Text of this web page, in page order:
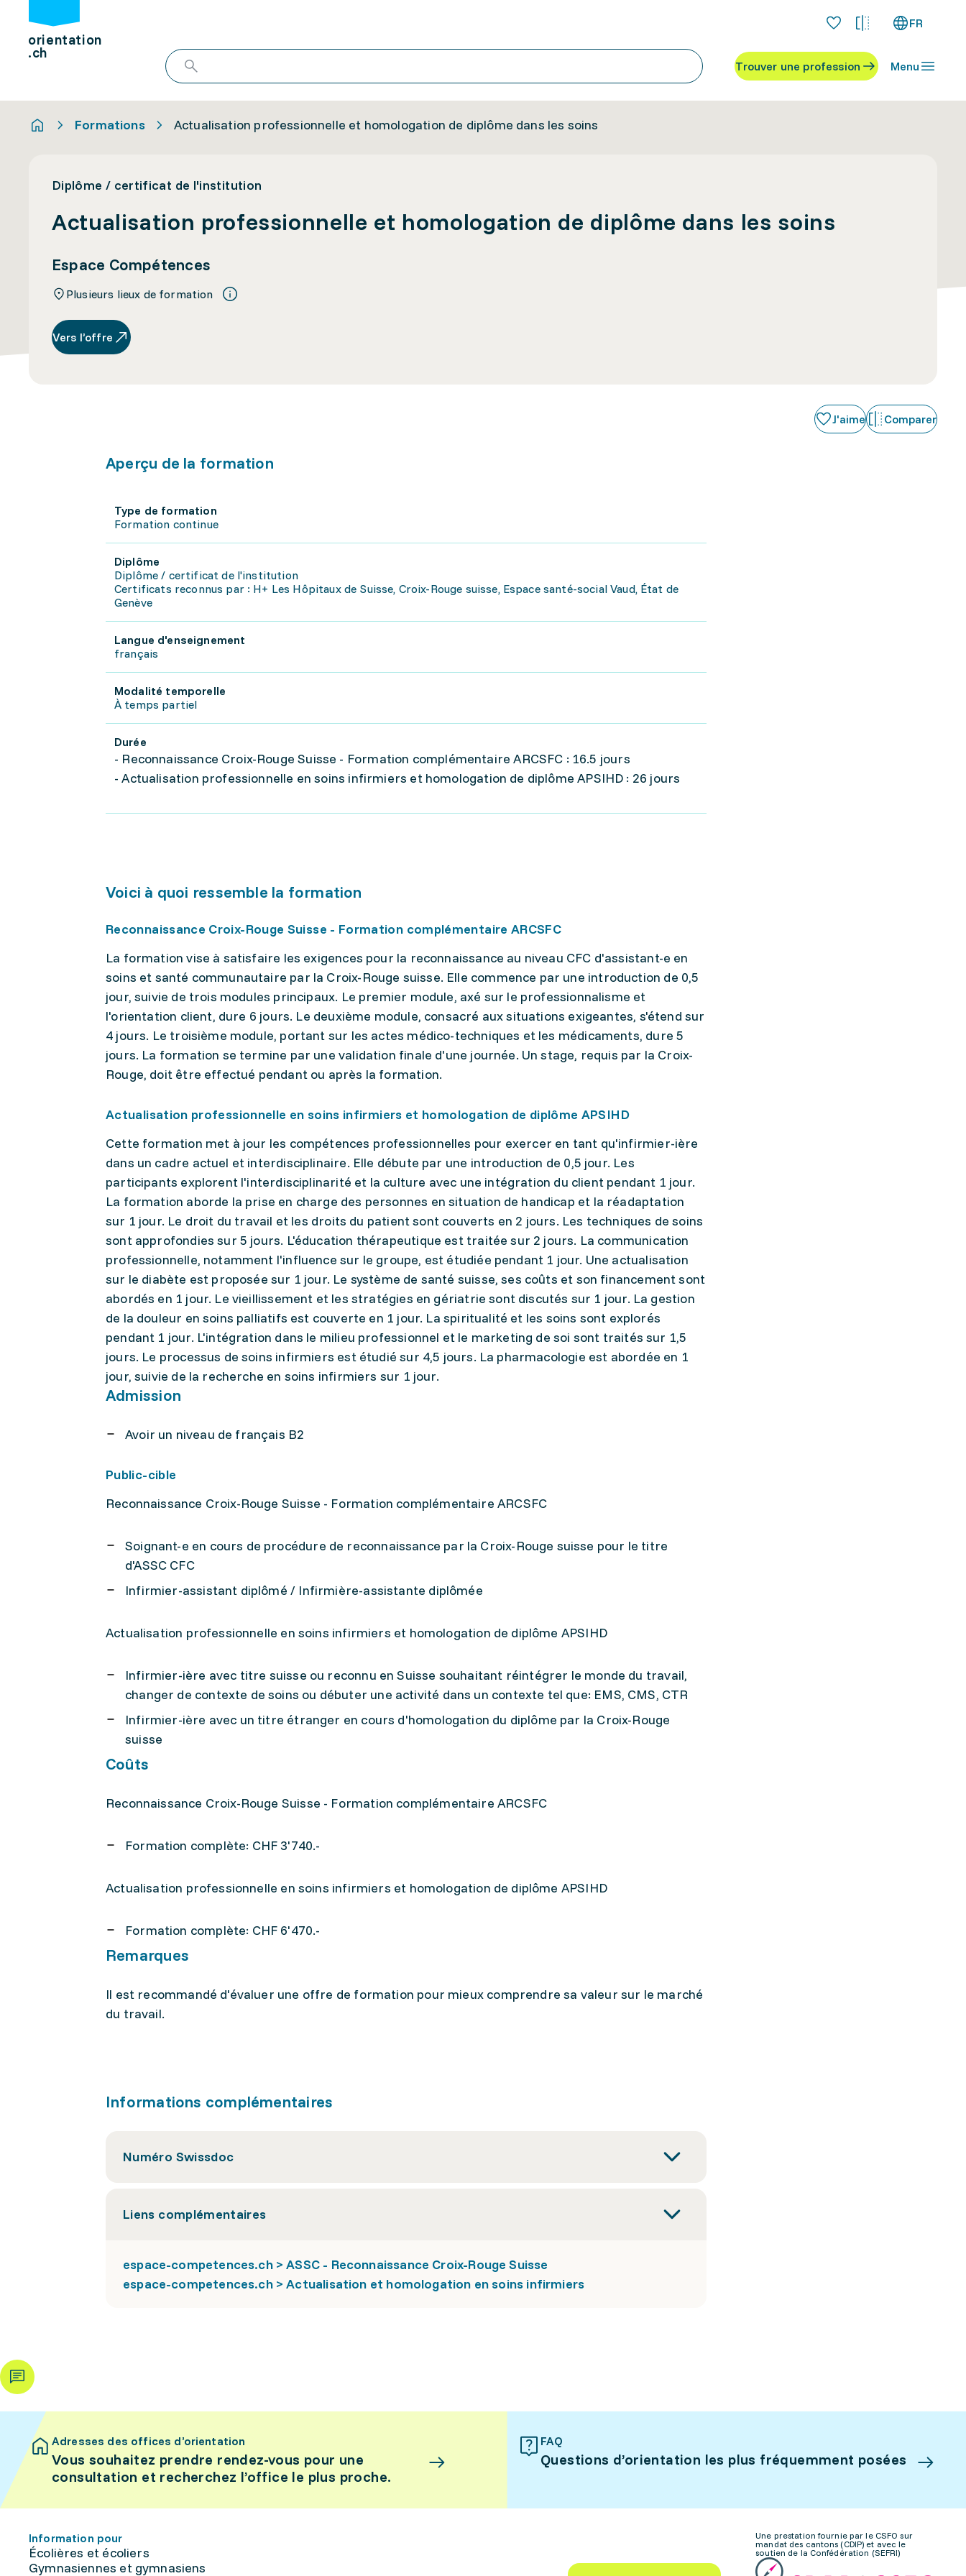
orientation
.ch
FR
Trouver une profession Menu
Formations Actualisation professionnelle et homologation de diplôme dans les soins
Diplôme / certificat de l'institution
Actualisation professionnelle et homologation de diplôme dans les soins
Espace Compétences
Plusieurs lieux de formation
Vers l’offre
J'aime Comparer
Aperçu de la formation
Type de formation
Formation continue
Diplôme
Diplôme / certificat de l'institution
Certificats reconnus par : H+ Les Hôpitaux de Suisse, Croix-Rouge suisse, Espace santé-social Vaud, État de
Genève
Langue d'enseignement
français
Modalité temporelle
À temps partiel
Durée
- Reconnaissance Croix-Rouge Suisse - Formation complémentaire ARCSFC : 16.5 jours
- Actualisation professionnelle en soins infirmiers et homologation de diplôme APSIHD : 26 jours
Voici à quoi ressemble la formation
Reconnaissance Croix-Rouge Suisse - Formation complémentaire ARCSFC
La formation vise à satisfaire les exigences pour la reconnaissance au niveau CFC d'assistant-e en
soins et santé communautaire par la Croix-Rouge suisse. Elle commence par une introduction de 0,5
jour, suivie de trois modules principaux. Le premier module, axé sur le professionnalisme et
l'orientation client, dure 6 jours. Le deuxième module, consacré aux situations exigeantes, s'étend sur
4 jours. Le troisième module, portant sur les actes médico-techniques et les médicaments, dure 5
jours. La formation se termine par une validation finale d'une journée. Un stage, requis par la Croix-
Rouge, doit être effectué pendant ou après la formation.
Actualisation professionnelle en soins infirmiers et homologation de diplôme APSIHD
Cette formation met à jour les compétences professionnelles pour exercer en tant qu'infirmier-ière
dans un cadre actuel et interdisciplinaire. Elle débute par une introduction de 0,5 jour. Les
participants explorent l'interdisciplinarité et la culture avec une intégration du client pendant 1 jour.
La formation aborde la prise en charge des personnes en situation de handicap et la réadaptation
sur 1 jour. Le droit du travail et les droits du patient sont couverts en 2 jours. Les techniques de soins
sont approfondies sur 5 jours. L'éducation thérapeutique est traitée sur 2 jours. La communication
professionnelle, notamment l'influence sur le groupe, est étudiée pendant 1 jour. Une actualisation
sur le diabète est proposée sur 1 jour. Le système de santé suisse, ses coûts et son financement sont
abordés en 1 jour. Le vieillissement et les stratégies en gériatrie sont discutés sur 1 jour. La gestion
de la douleur en soins palliatifs est couverte en 1 jour. La spiritualité et les soins sont explorés
pendant 1 jour. L'intégration dans le milieu professionnel et le marketing de soi sont traités sur 1,5
jours. Le processus de soins infirmiers est étudié sur 4,5 jours. La pharmacologie est abordée en 1
jour, suivie de la recherche en soins infirmiers sur 1 jour.
Admission
Avoir un niveau de français B2
Public-cible
Reconnaissance Croix-Rouge Suisse - Formation complémentaire ARCSFC
Soignant-e en cours de procédure de reconnaissance par la Croix-Rouge suisse pour le titre
d'ASSC CFC
Infirmier-assistant diplômé / Infirmière-assistante diplômée
Actualisation professionnelle en soins infirmiers et homologation de diplôme APSIHD
Infirmier-ière avec titre suisse ou reconnu en Suisse souhaitant réintégrer le monde du travail,
changer de contexte de soins ou débuter une activité dans un contexte tel que: EMS, CMS, CTR
Infirmier-ière avec un titre étranger en cours d'homologation du diplôme par la Croix-Rouge
suisse
Coûts
Reconnaissance Croix-Rouge Suisse - Formation complémentaire ARCSFC
Formation complète: CHF 3'740.-
Actualisation professionnelle en soins infirmiers et homologation de diplôme APSIHD
Formation complète: CHF 6'470.-
Remarques
Il est recommandé d'évaluer une offre de formation pour mieux comprendre sa valeur sur le marché
du travail.
Informations complémentaires
Numéro Swissdoc
Liens complémentaires
espace-competences.ch > ASSC - Reconnaissance Croix-Rouge Suisse
espace-competences.ch > Actualisation et homologation en soins infirmiers
Adresses des offices d’orientation
Vous souhaitez prendre rendez-vous pour une
consultation et recherchez l’office le plus proche.
FAQ
Questions d’orientation les plus fréquemment posées
Information pour
Écolières et écoliers
Gymnasiennes et gymnasiens
Une prestation fournie par le CSFO sur
mandat des cantons (CDIP) et avec le
soutien de la Confédération (SEFRI)